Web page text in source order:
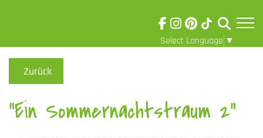
öffnen.
Select Language ▼
Zurück
"Ein Sommernachtstraum 2"